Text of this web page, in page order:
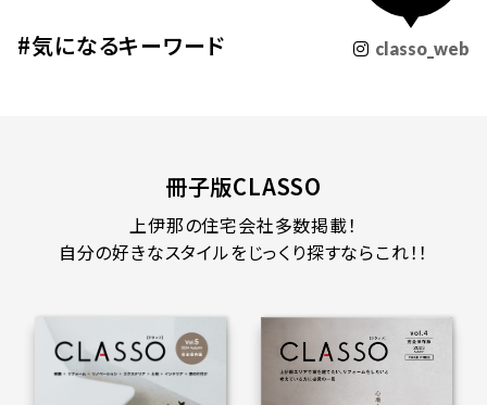
#気になるキーワード classo_web
冊子版CLASSO
上伊那の住宅会社多数掲載！
自分の好きなスタイルをじっくり探すならこれ！！